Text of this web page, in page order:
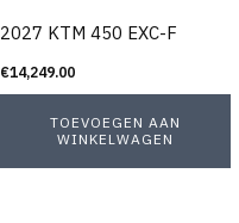
2027 KTM 450 EXC-F
€14,249.00
TOEVOEGEN AAN
WINKELWAGEN